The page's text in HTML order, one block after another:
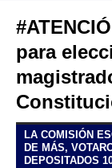
para
LA COMISIÓN
DE MÁS,
DEPOSITADOS